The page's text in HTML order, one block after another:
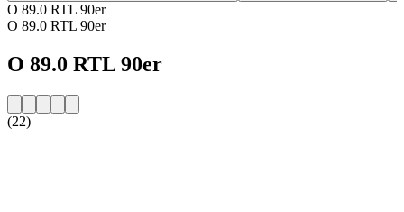
O 89.0 RTL 90er
O 89.0 RTL 90er
O 89.0 RTL 90er
(22)